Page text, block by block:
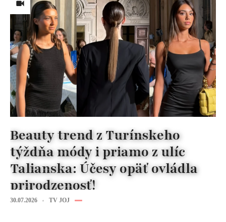
Beauty trend z Turínskeho
týždňa módy i priamo z ulíc
Talianska: Účesy opäť ovládla
prirodzenosť!
30.07.2026 TV JOJ